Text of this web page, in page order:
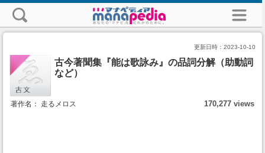
更新日時： 2023-10-10
古今著聞集『能は歌詠み』の品詞分解（助動詞
など）
著作名： 走るメロス 170,277 views